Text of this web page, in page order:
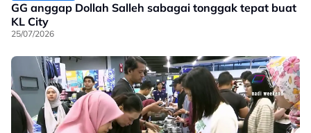
GG anggap Dollah Salleh sabagai tonggak tepat buat
KL City
25/07/2026